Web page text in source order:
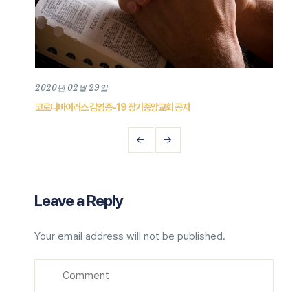
2020년 02월 29일
코로나바이러스 감염증-19 장기중앙교회 공지
Leave a Reply
Your email address will not be published.